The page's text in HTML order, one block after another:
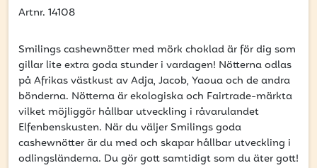
E-postadress
PRENUMERERA
Artnr. 14108
Smilings cashewnötter med mörk choklad är för dig som
gillar lite extra goda stunder i vardagen! Nötterna odlas
på Afrikas västkust av Adja, Jacob, Yaoua och de andra
bönderna. Nötterna är ekologiska och Fairtrade-märkta
vilket möjliggör hållbar utveckling i råvarulandet
Elfenbenskusten. När du väljer Smilings goda
cashewnötter är du med och skapar hållbar utveckling i
odlingsländerna. Du gör gott samtidigt som du äter gott!